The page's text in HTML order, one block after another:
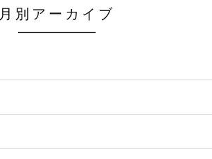
月別アーカイブ